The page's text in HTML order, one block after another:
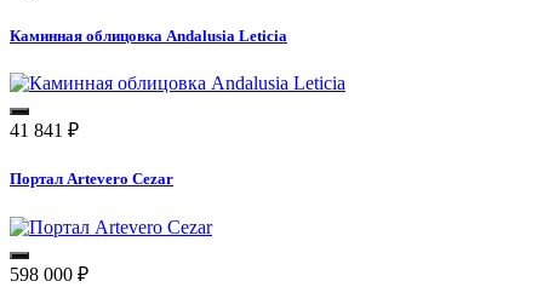
Каминная облицовка Andalusia Leticia
41 841 ₽
Портал Artevero Cezar
598 000 ₽